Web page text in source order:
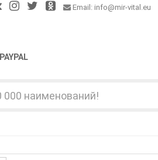
Email: info@mir-vital.eu
PAYPAL